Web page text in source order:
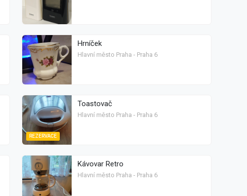
Hrníček
Hlavní město Praha - Praha 6
REZERVACE
Toastovač
Hlavní město Praha - Praha 6
Kávovar Retro
Hlavní město Praha - Praha 6